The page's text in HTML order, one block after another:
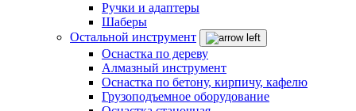
Ручки и адаптеры
Шаберы
Остальной инструмент
Оснастка по дереву
Алмазный инструмент
Оснастка по бетону, кирпичу, кафелю
Грузоподъемное оборудование